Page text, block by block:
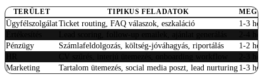
TERÜLET TIPIKUS FELADATOK
ÜgyfélszolgálatTicket routing, FAQ válaszok, eszkaláció
1-3
Pénzügy
Számlafeldolgozás, költség-jóváhagyás, riportálás
1-2
Marketing
Tartalom ütemezés, social media poszt, lead nurturing1-3